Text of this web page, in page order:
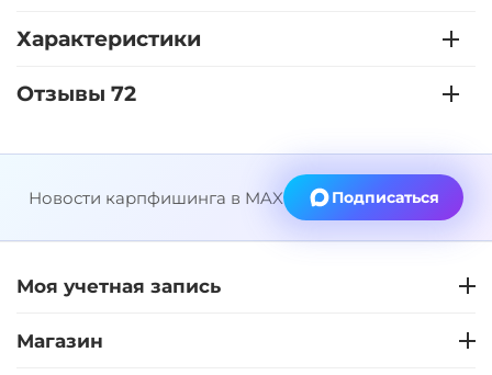
Характеристики
Отзывы 72
Новости карпфишинга в MAX Подписаться
Моя учетная запись
Магазин